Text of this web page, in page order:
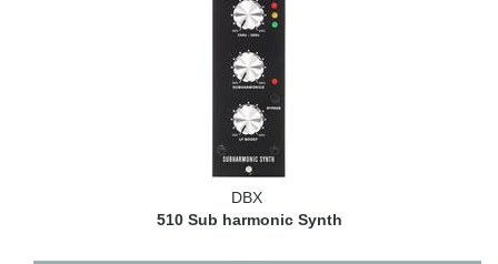
DBX
510 Sub harmonic Synth